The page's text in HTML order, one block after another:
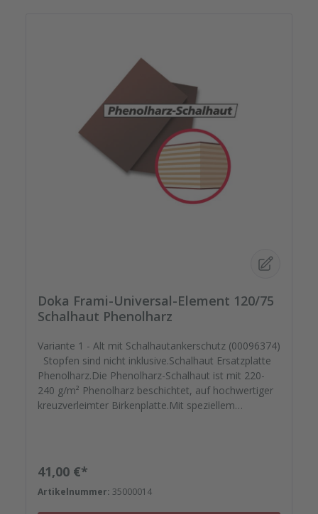
Doka Frami-Universal-Element 120/75
Schalhaut Phenolharz
Variante 1 - Alt mit Schalhautankerschutz (00096374)
Stopfen sind nicht inklusive.Schalhaut Ersatzplatte
Phenolharz.Die Phenolharz-Schalhaut ist mit 220-
240 g/m² Phenolharz beschichtet, auf hochwertiger
kreuzverleimter Birkenplatte.Mit speziellem
verlassen.Bestellen Sie das komplette Zubehör zum
Sanieren gleich mit. - Von der Dichtfugenmasse,
Nieten, Schrauben, Kunststoffeinsätzen bis zu
Reparaturplättchen.
Regulärer Preis:
41,00 €*
Artikelnummer: 35000014